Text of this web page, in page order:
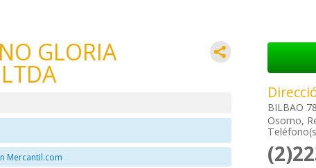
GLORIA
Mercantil.com
BILBAO
Osorno,